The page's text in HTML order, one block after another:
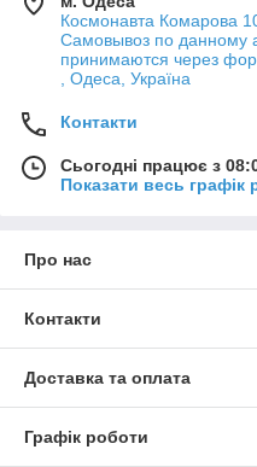
Космонавта Комарова
Самовывоз по данному
принимаются через
, Одеса, Україна
Контакти
Сьогодні працює з
Показати весь графік
Про нас
Контакти
Доставка та оплата
Графік роботи